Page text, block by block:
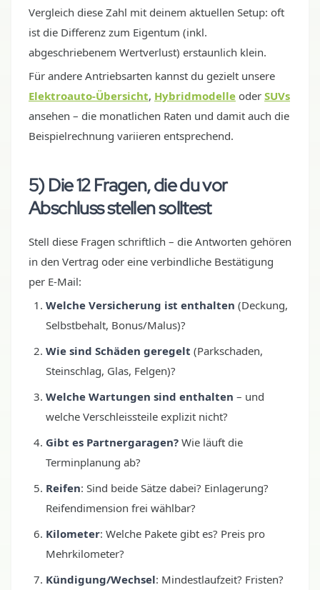
Vergleich diese Zahl mit deinem aktuellen Setup: oft
ist die Differenz zum Eigentum (inkl.
abgeschriebenem Wertverlust) erstaunlich klein.
Für andere Antriebsarten kannst du gezielt unsere
Elektroauto-Übersicht, Hybridmodelle oder SUVs
ansehen – die monatlichen Raten und damit auch die
Beispielrechnung variieren entsprechend.
5) Die 12 Fragen, die du vor
Abschluss stellen solltest
Stell diese Fragen schriftlich – die Antworten gehören
in den Vertrag oder eine verbindliche Bestätigung
per E-Mail:
Welche Versicherung ist enthalten (Deckung,
Selbstbehalt, Bonus/Malus)?
Wie sind Schäden geregelt (Parkschaden,
Steinschlag, Glas, Felgen)?
Welche Wartungen sind enthalten – und
welche Verschleissteile explizit nicht?
Gibt es Partnergaragen? Wie läuft die
Terminplanung ab?
Reifen: Sind beide Sätze dabei? Einlagerung?
Reifendimension frei wählbar?
Kilometer: Welche Pakete gibt es? Preis pro
Mehrkilometer?
Kündigung/Wechsel: Mindestlaufzeit? Fristen?